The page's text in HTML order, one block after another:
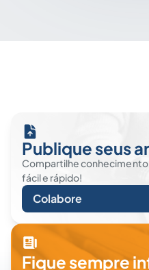
Publique seus
Compartilhe
fácil e rápido!
Colabore
Fique sempre